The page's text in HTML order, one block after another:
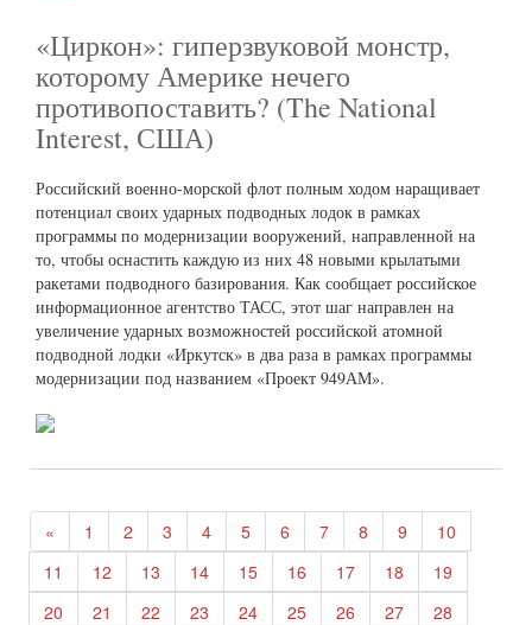
«Циркон»: гиперзвуковой монстр,
которому Америке нечего
противопоставить? (The National
Interest, США)
Российский военно-морской флот полным ходом наращивает
потенциал своих ударных подводных лодок в рамках
программы по модернизации вооружений, направленной на
то, чтобы оснастить каждую из них 48 новыми крылатыми
ракетами подводного базирования. Как сообщает российское
информационное агентство ТАСС, этот шаг направлен на
увеличение ударных возможностей российской атомной
подводной лодки «Иркутск» в два раза в рамках программы
модернизации под названием «Проект 949АМ».
« 1 2 3 4 5 6 7 8 9
10
11
12 13 14 15 16 17 18
19
20
21 22 23 24 25 26 27
28